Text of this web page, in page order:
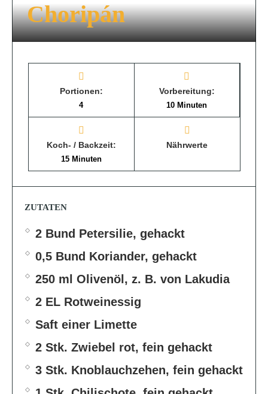
Choripán
Portionen:
4
Vorbereitung:
10 Minuten
Koch- / Backzeit:
15 Minuten
Nährwerte
ZUTATEN
2 Bund Petersilie, gehackt
0,5 Bund Koriander, gehackt
250 ml Olivenöl, z. B. von Lakudia
2 EL Rotweinessig
Saft einer Limette
2 Stk. Zwiebel rot, fein gehackt
3 Stk. Knoblauchzehen, fein gehackt